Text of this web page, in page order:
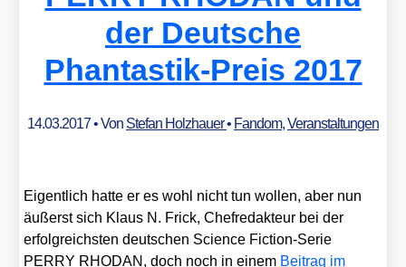
der Deutsche
Phantastik-Preis 2017
14.03.2017• Von Stefan Holzhauer• Fandom,Veranstaltungen
Eigent­lich hat­te er es wohl nicht tun wol­len, aber nun
äußerst sich Klaus N. Frick, Chef­re­dak­teur bei der
erfolg­reichs­ten deut­schen Sci­ence Fic­tion-Serie
PERRY RHODAN, doch noch in einem Bei­trag im